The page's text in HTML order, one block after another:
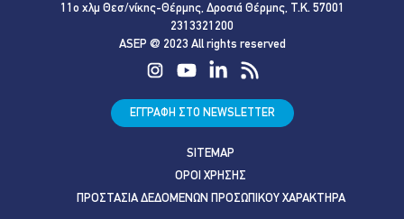
11ο χλμ Θεσ/νίκης-Θέρμης, Δροσιά Θέρμης, Τ.Κ. 57001
2313321200
ASEP @ 2023 All rights reserved
ΕΓΓΡΑΦΗ ΣΤΟ NEWSLETTER
SITEMAP
ΟΡΟΙ ΧΡΗΣΗΣ
ΠΡΟΣΤΑΣΙΑ ΔΕΔΟΜΕΝΩΝ ΠΡΟΣΩΠΙΚΟΥ ΧΑΡΑΚΤΗΡΑ